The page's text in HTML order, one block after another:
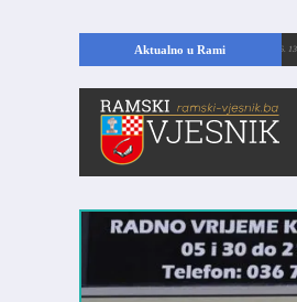
Aktualno u Rami
temelje kuće, pronašao vrijedne arheološke ostatke